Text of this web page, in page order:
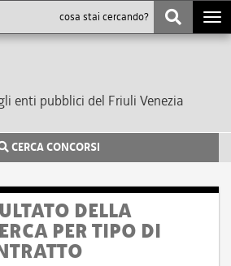
enti pubblici del Friuli Venezia
CERCA CONCORSI
DELLA
PER TIPO DI